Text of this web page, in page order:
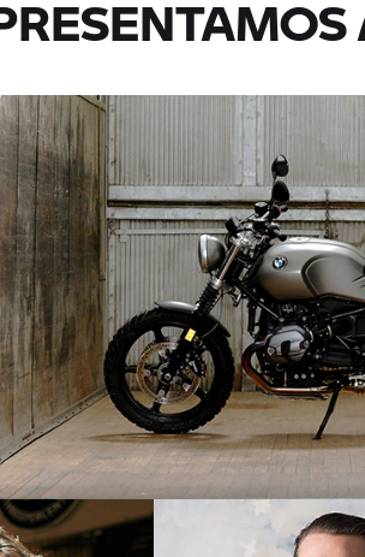
R nineTScrambler